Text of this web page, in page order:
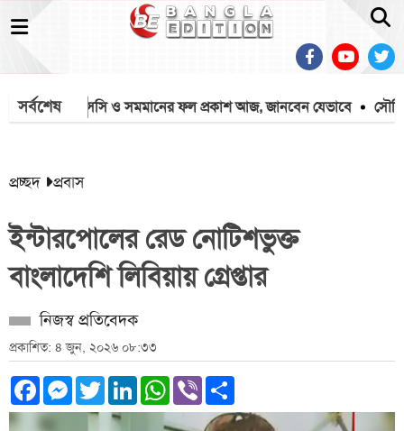
সর্বশেষ
এসএসসি ও সমমানের ফল প্রকাশ আজ, জানবেন যেভাবে সৌদিতে ১৭
প্রচ্ছদ প্রবাস
ইন্টারপোলের রেড নোটিশভুক্ত
বাংলাদেশি লিবিয়ায় গ্রেপ্তার
নিজস্ব প্রতিবেদক
প্রকাশিত: ৪ জুন, ২০২৬ ০৮:৩৩
Facebook
Messenger
TwitterLinkedInWhatsApp
Viber